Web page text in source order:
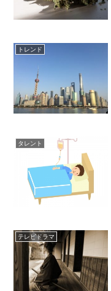
トレンド
タレント
テレビドラマ